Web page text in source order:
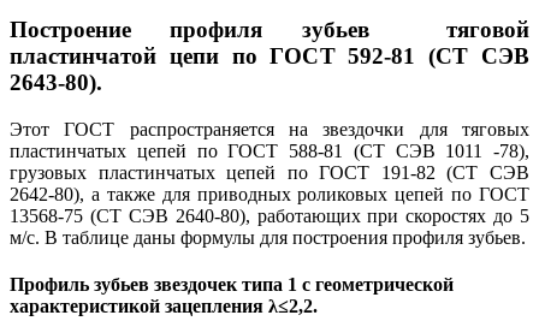
Построение профиля зубьев тяговой
пластинчатой цепи по ГОСТ 592-81 (СТ СЭВ
2643-80).
Этот ГОСТ распространяется на звездочки для тяговых
пластинчатых цепей по ГОСТ 588-81 (СТ СЭВ 1011 -78),
грузовых пластинчатых цепей по ГОСТ 191-82 (СТ СЭВ
2642-80), а также для приводных роликовых цепей по ГОСТ
13568-75 (СТ СЭВ 2640-80), работающих при скоростях до 5
м/с. В таблице даны формулы для построения профиля зубьев.
Профиль зубьев звездочек типа 1 с геометрической
характеристикой зацепления λ≤2,2.